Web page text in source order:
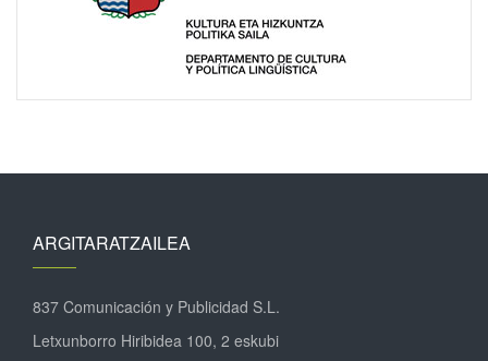
ARGITARATZAILEA
837 Comunicación y Publicidad S.L.
Letxunborro Hiribidea 100, 2 eskubi